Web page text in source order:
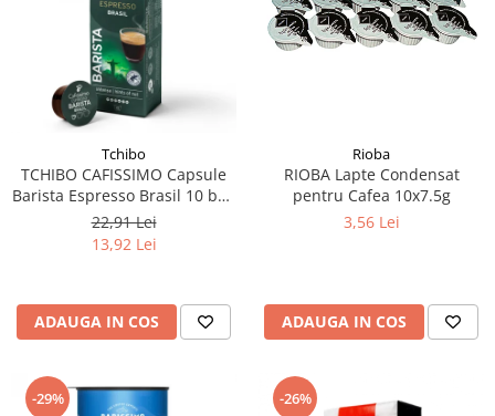
Tchibo
TCHIBO CAFISSIMO Capsule
Barista Espresso Brasil 10 buc
80g (27.10.2026)
22,91 Lei
13,92 Lei
ADAUGA IN COS
Rioba
RIOBA Lapte Condensat
pentru Cafea 10x7.5g
3,56 Lei
ADAUGA IN COS
-29% -26%